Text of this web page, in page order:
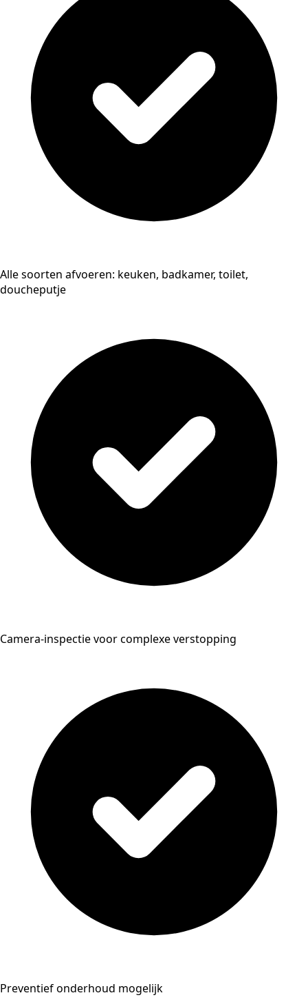
Alle soorten afvoeren: keuken, badkamer, toilet,
doucheputje
Camera-inspectie voor complexe verstopping
Preventief onderhoud mogelijk